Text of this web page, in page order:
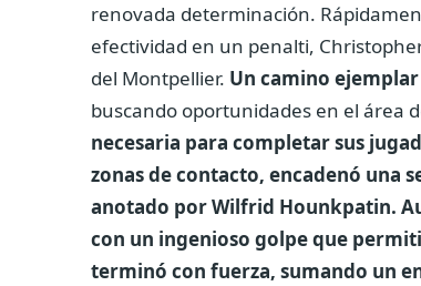
renovada determinación.
efectividad en un penalti,
del Montpellier. Un camino
buscando oportunidades en el área
necesaria para completar sus
zonas de contacto, encadenó una
anotado por Wilfrid Hounkpatin.
con un ingenioso golpe que
terminó con fuerza, sumando un